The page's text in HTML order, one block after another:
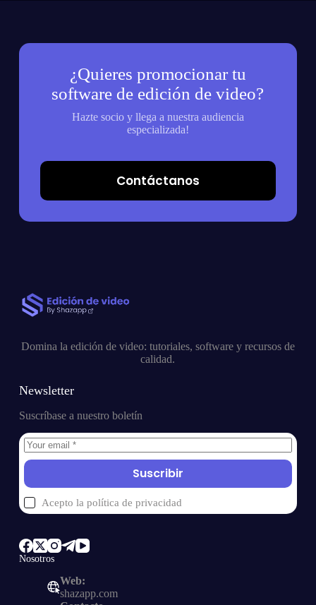
¿Quieres promocionar tu
software de edición de video?
Hazte socio y llega a nuestra audiencia
especializada!
Contáctanos
Domina la edición de video: tutoriales, software y recursos de
calidad.
Nosotros
Web:
shazapp.com
Newsletter
Suscríbase a nuestro boletín
Suscribir
Acepto lapolítica de privacidad